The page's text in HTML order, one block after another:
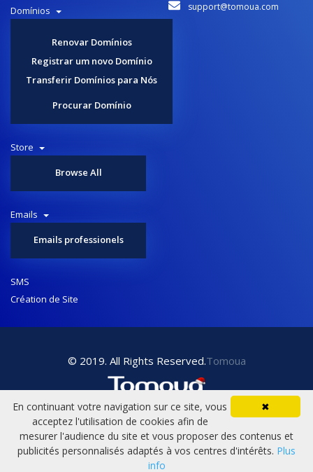
Domínios
Renovar Domínios
Registrar um novo Domínio
Transferir Domínios para Nós
Procurar Domínio
Store
Browse All
Emails
Emails professionels
SMS
Création de Site
support@tomoua.com
© 2019. All Rights Reserved.Tomoua
✖
En continuant votre navigation sur ce site, vous
acceptez l'utilisation de cookies afin de
mesurer l'audience du site et vous proposer des contenus et
publicités personnalisés adaptés à vos centres d'intérêts. Plus
info